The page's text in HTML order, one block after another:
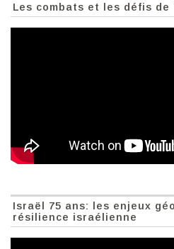
Les combats et les défis de
Israël 75 ans: les enjeux
résilience israélienne